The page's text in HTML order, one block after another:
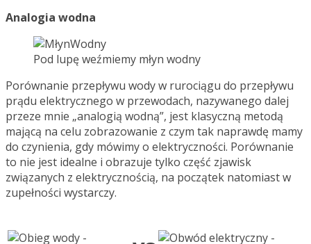
Analogia wodna
Pod lupę weźmiemy młyn wodny
Porównanie przepływu wody w rurociągu do przepływu
prądu elektrycznego w przewodach, nazywanego dalej
przeze mnie „analogią wodną”, jest klasyczną metodą
mającą na celu zobrazowanie z czym tak naprawdę mamy
do czynienia, gdy mówimy o elektryczności. Porównanie
to nie jest idealne i obrazuje tylko część zjawisk
związanych z elektrycznością, na początek natomiast w
zupełności wystarczy.